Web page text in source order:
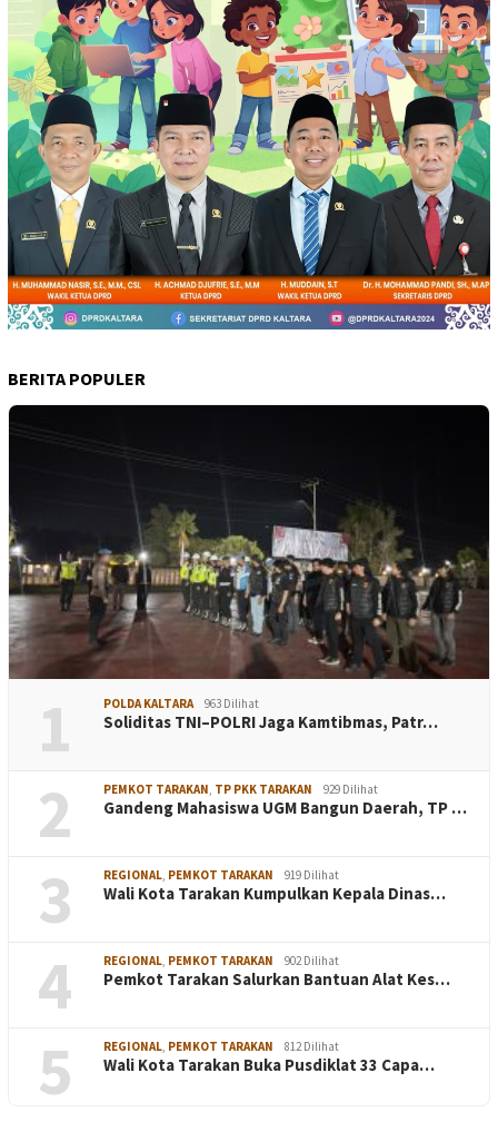
BERITA POPULER
1 POLDA KALTARA 963 Dilihat
Soliditas TNI–POLRI Jaga Kamtibmas, Patr…
2 PEMKOT TARAKAN, TP PKK TARAKAN 929 Dilihat
Gandeng Mahasiswa UGM Bangun Daerah, TP …
3 REGIONAL, PEMKOT TARAKAN 919 Dilihat
Wali Kota Tarakan Kumpulkan Kepala Dinas…
4 REGIONAL, PEMKOT TARAKAN 902 Dilihat
Pemkot Tarakan Salurkan Bantuan Alat Kes…
5 REGIONAL, PEMKOT TARAKAN 812 Dilihat
Wali Kota Tarakan Buka Pusdiklat 33 Capa…